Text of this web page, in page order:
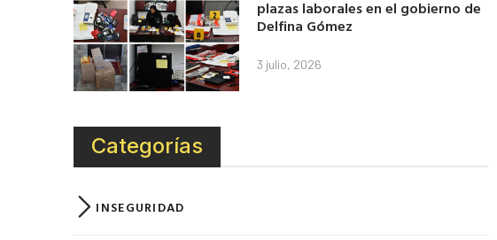
plazas laborales en el gobierno de
Delfina Gómez
3 julio, 2026
Categorías
INSEGURIDAD